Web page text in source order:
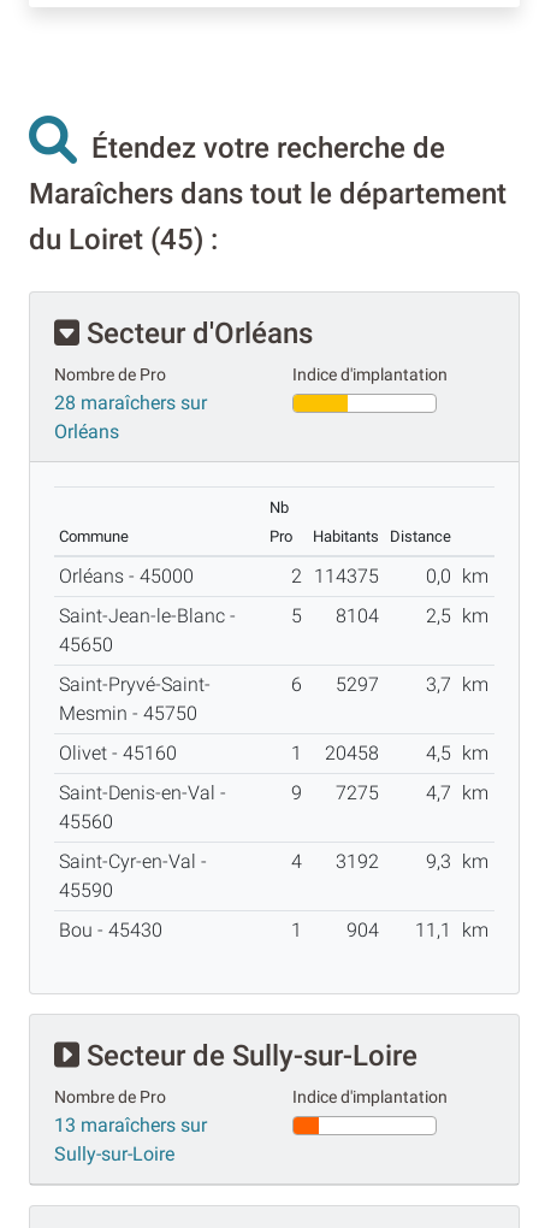
Étendez votre recherche de
Maraîchers dans tout le département
du Loiret (45) :
Secteur d'Orléans
Nombre de Pro
28 maraîchers sur
Orléans
Indice d'implantation
Commune
Nb
Pro
Habitants Distance
Orléans - 45000 2 114375 0,0 km
Saint-Jean-le-Blanc -
45650
5 8104 2,5 km
Saint-Pryvé-Saint-
Mesmin - 45750
6 5297 3,7 km
Olivet - 45160 1 20458 4,5 km
Saint-Denis-en-Val -
45560
9 7275 4,7 km
Saint-Cyr-en-Val -
45590
4 3192 9,3 km
Bou - 45430 1 904 11,1 km
Secteur de Sully-sur-Loire
Nombre de Pro
13 maraîchers sur
Sully-sur-Loire
Indice d'implantation